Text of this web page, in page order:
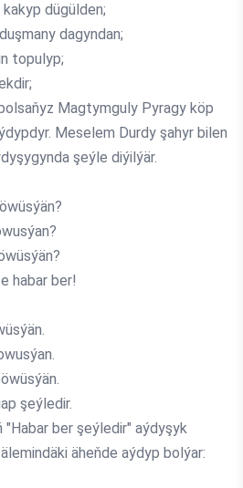
dügülden;
dagyndan;
topulyp;
Magtymguly Pyragy köp
Meselem Durdy şahyr bilen
şeýle diýilýär.
habar ber!
şeýledir.
ber şeýledir" aýdyşyk
äheňde aýdyp bolýar: